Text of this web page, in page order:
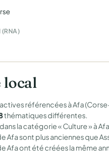
(RNA)
local
référencées à Afa
thématiques différentes.
la catégorie « Culture » à
Afa sont plus anciennes que
Afa ont été créées la même